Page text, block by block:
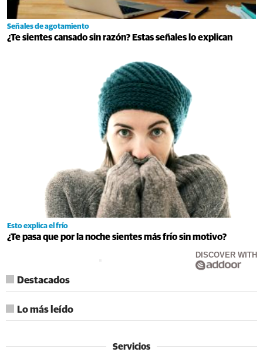
Señales de agotamiento
¿Te sientes cansado sin razón? Estas señales lo explican
Esto explica el frío
¿Te pasa que por la noche sientes más frío sin motivo?
DISCOVER WITH
Destacados
Lo más leído
Servicios